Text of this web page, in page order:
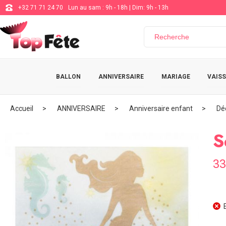
+32 71 71 24 70 Lun au sam : 9h - 18h | Dim: 9h - 13h
BALLON ANNIVERSAIRE MARIAGE
Accueil ANNIVERSAIRE Anniversaire enfant